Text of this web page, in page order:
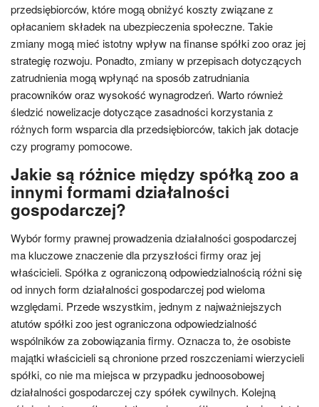
przedsiębiorców, które mogą obniżyć koszty związane z
opłacaniem składek na ubezpieczenia społeczne. Takie
zmiany mogą mieć istotny wpływ na finanse spółki zoo oraz jej
strategię rozwoju. Ponadto, zmiany w przepisach dotyczących
zatrudnienia mogą wpłynąć na sposób zatrudniania
pracowników oraz wysokość wynagrodzeń. Warto również
śledzić nowelizacje dotyczące zasadności korzystania z
różnych form wsparcia dla przedsiębiorców, takich jak dotacje
czy programy pomocowe.
Jakie są różnice między spółką zoo a
innymi formami działalności
gospodarczej?
Wybór formy prawnej prowadzenia działalności gospodarczej
ma kluczowe znaczenie dla przyszłości firmy oraz jej
właścicieli. Spółka z ograniczoną odpowiedzialnością różni się
od innych form działalności gospodarczej pod wieloma
względami. Przede wszystkim, jednym z najważniejszych
atutów spółki zoo jest ograniczona odpowiedzialność
wspólników za zobowiązania firmy. Oznacza to, że osobiste
majątki właścicieli są chronione przed roszczeniami wierzycieli
spółki, co nie ma miejsca w przypadku jednoosobowej
działalności gospodarczej czy spółek cywilnych. Kolejną